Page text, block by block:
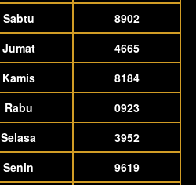
Sabtu
8902
Jumat
4665
Kamis
8184
Rabu
0923
Selasa
3952
Senin 9619